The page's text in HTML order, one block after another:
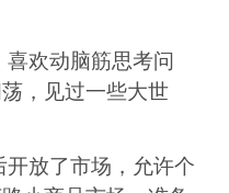
欢动脑筋思考问
荡 ，见过一些大世
放了市场，允许个